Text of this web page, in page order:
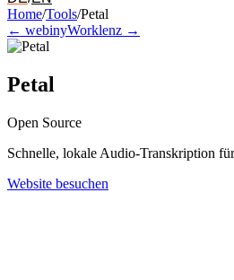
Pfeil links und rechts: zum
Home/Tools/Petal
← webinyWorklenz →
Petal
Open Source
Schnelle, lokale Audio-Transkription
Website besuchen